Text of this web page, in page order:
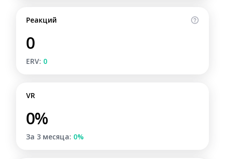
Реакций
0
ERV: 0
VR
0%
За 3 месяца: 0%